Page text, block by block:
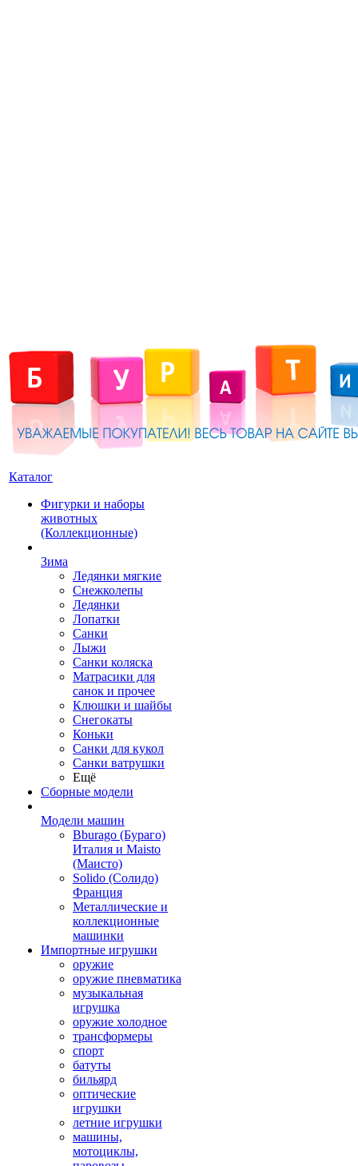
Каталог
Фигурки и наборы
животных
(Коллекционные)
Зима
Ледянки мягкие
Снежколепы
Ледянки
Лопатки
Санки
Лыжи
Санки коляска
Матрасики для
санок и прочее
Клюшки и шайбы
Снегокаты
Коньки
Санки для кукол
Санки ватрушки
Ещё
Сборные модели
Модели машин
Bburago (Бураго)
Италия и Maisto
(Маисто)
Solido (Солидо)
Франция
Металлические и
коллекционные
машинки
Импортные игрушки
оружие
оружие пневматика
музыкальная
игрушка
оружие холодное
трансформеры
спорт
батуты
бильярд
оптические
игрушки
летние игрушки
машины,
мотоциклы,